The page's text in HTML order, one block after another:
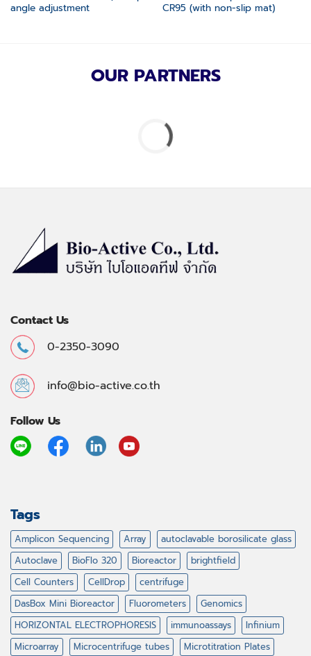
angle adjustment
CR95 (with non-slip mat)
OUR PARTNERS
Contact Us
0-2350-3090
info@bio-active.co.th
Follow Us
Tags
Amplicon Sequencing Array
autoclavable borosilicate glass
Autoclave
BioFlo 320 Bioreactor
brightfield
Cell Counters
CellDrop
centrifuge
DasBox Mini Bioreactor
Fluorometers
Genomics
HORIZONTAL ELECTROPHORESIS
immunoassays
Infinium
Microarray
Microcentrifuge tubes
Microtitration Plates